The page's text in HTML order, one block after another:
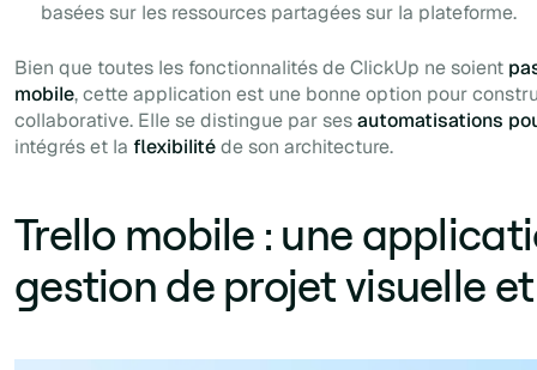
basées sur les ressources partagées sur la plateforme.
Bien que toutes les fonctionnalités de ClickUp ne soient
mobile, cette application est une bonne option pour
collaborative. Elle se distingue par sesautomatisations
intégrés et la flexibilitéde son architecture.
Trello mobile : une
gestion de projet visuelle